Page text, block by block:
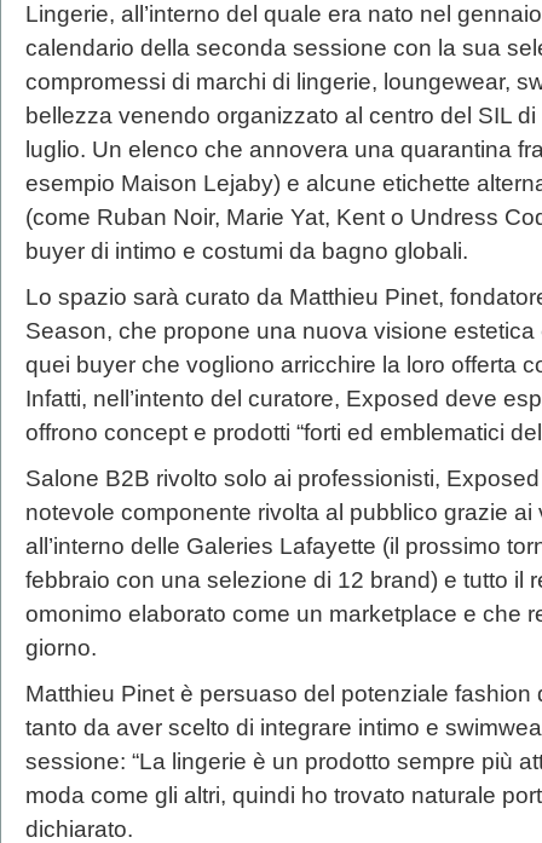
Lingerie, all’interno del quale era nato nel
calendario della seconda sessione con la sua
compromessi di marchi di lingerie, loungewear,
bellezza venendo organizzato al centro del SIL
luglio. Un elenco che annovera una quarantina
esempio Maison Lejaby) e alcune etichette
(come Ruban Noir, Marie Yat, Kent o Undress
buyer di intimo e costumi da bagno globali.
Lo spazio sarà curato da Matthieu Pinet,
Season, che propone una nuova visione
quei buyer che vogliono arricchire la loro offerta
Infatti, nell’intento del curatore, Exposed deve
offrono concept e prodotti “forti ed emblematici
Salone B2B rivolto solo ai professionisti,
notevole componente rivolta al pubblico grazie
all’interno delle Galeries Lafayette (il prossimo
febbraio con una selezione di 12 brand) e tutto il
omonimo elaborato come un marketplace e che
giorno.
Matthieu Pinet è persuaso del potenziale fashion
tanto da aver scelto di integrare intimo e
sessione: “La lingerie è un prodotto sempre più
moda come gli altri, quindi ho trovato naturale
dichiarato.